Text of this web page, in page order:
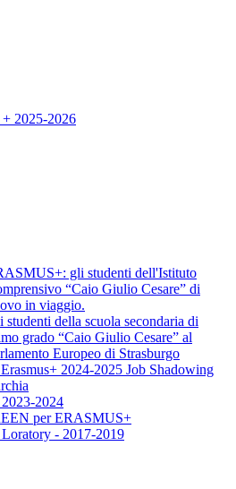
+ 2025-2026
gli studenti dell'Istituto
“Caio Giulio Cesare” di
in viaggio.
studenti della scuola secondaria di
grado “Caio Giulio Cesare” al
Europeo di Strasburgo
2024-2025 Job Shadowing
2024
per ERASMUS+
Loratory - 2017-2019